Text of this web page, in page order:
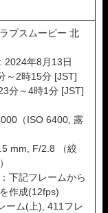
ラプスムービー 北
2024年8月13日
～2時15分 [JST]
分～4時1分 [JST]
（ISO 6400, 露
mm, F/2.8 （絞
下記フレームから
作成(12fps)
ーム(上), 411フレ